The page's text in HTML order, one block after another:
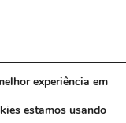
experiência em
estamos usando